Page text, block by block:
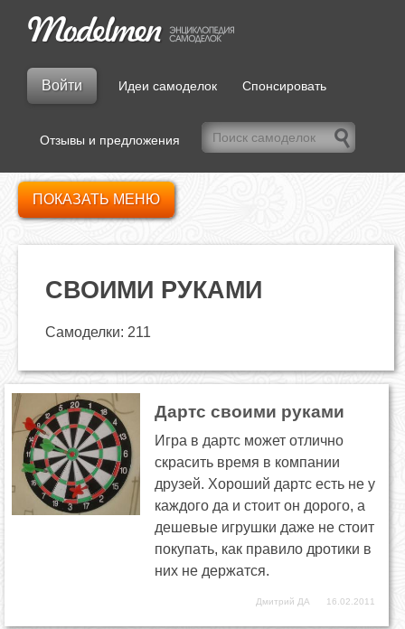
Войти Идеи самоделок Спонсировать
Отзывы и предложения
СВОИМИ РУКАМИ
Самоделки: 211
Дартс своими руками
Игра в дартс может отлично
скрасить время в компании
друзей. Хороший дартс есть не у
каждого да и стоит он дорого, а
дешевые игрушки даже не стоит
покупать, как правило дротики в
них не держатся.
Дмитрий ДА 16.02.2011
ПОКАЗАТЬ МЕНЮ